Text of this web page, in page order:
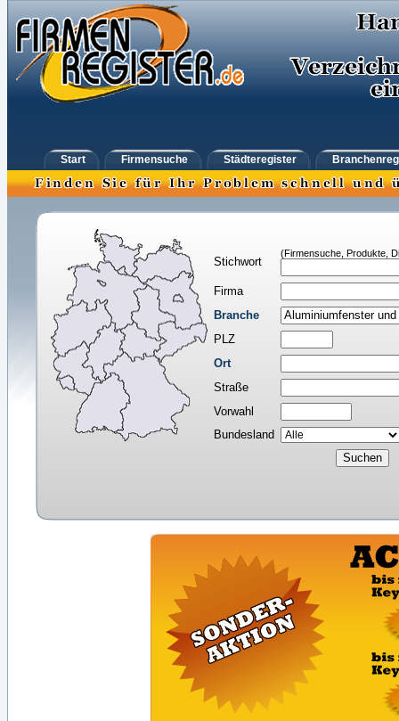
Start Firmensuche Städteregister
Stichwort
(Firmensuche, Produkte,
Firma
Branche
PLZ
Ort
Straße
Vorwahl
Bundesland